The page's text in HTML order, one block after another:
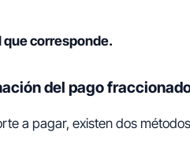
que corresponde.
del pago
a pagar, existen dos